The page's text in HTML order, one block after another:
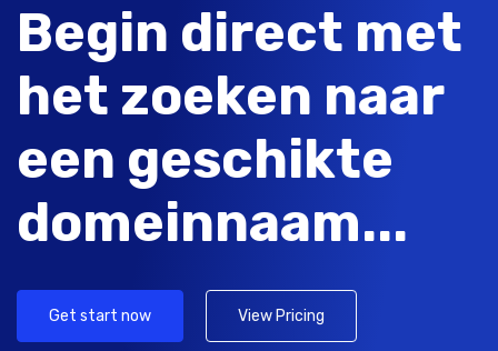
Begin direct met
het zoeken naar
een geschikte
domeinnaam...
Get start now View Pricing